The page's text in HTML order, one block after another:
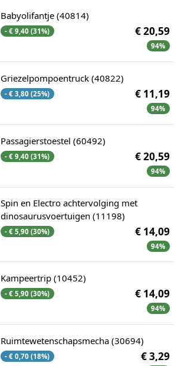
Babyolifantje (40814)
- € 9,40 (31%) € 20,59
94%
Griezelpompoentruck (40822)
- € 3,80 (25%) € 11,19
94%
Passagierstoestel (60492)
- € 9,40 (31%) € 20,59
94%
Spin en Electro achtervolging met
dinosaurusvoertuigen (11198)
- € 5,90 (30%) € 14,09
94%
Kampeertrip (10452)
- € 5,90 (30%) € 14,09
94%
Ruimtewetenschapsmecha (30694)
- € 0,70 (18%) € 3,29